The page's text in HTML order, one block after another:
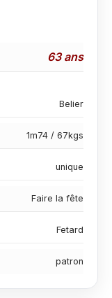
63 ans
Belier
1m74 / 67kgs
unique
Faire la fête
Fetard
patron